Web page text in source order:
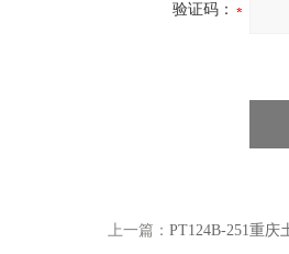
验证码：
上一篇： PT124B-251重庆